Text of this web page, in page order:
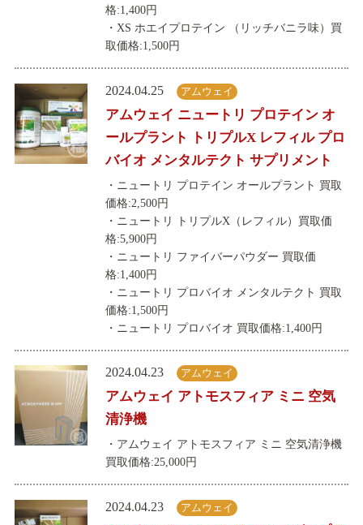
格:1,400円
・XS ホエイプロテイン （リッチバニラ味）買
取価格:1,500円
2024.04.25 アムウェイ
アムウェイ ニュートリ プロテイン オ
ールプラント トリプルX レフィル プロ
バイオ メンタルテクト サプリメント
・ニュートリ プロテイン オールプラント 買取
価格:2,500円
・ニュートリ トリプルX（レフィル）買取価
格:5,900円
・ニュートリ ファイバーパウダー 買取価
格:1,400円
・ニュートリ プロバイオ メンタルテクト 買取
価格:1,500円
・ニュートリ プロバイオ 買取価格:1,400円
2024.04.23 アムウェイ
アムウェイ アトモスフィア ミニ 空気
清浄機
・アムウェイ アトモスフィア ミニ 空気清浄機
買取価格:25,000円
2024.04.23 アムウェイ